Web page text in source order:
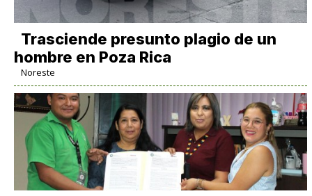
Trasciende presunto plagio de un
hombre en Poza Rica
Noreste